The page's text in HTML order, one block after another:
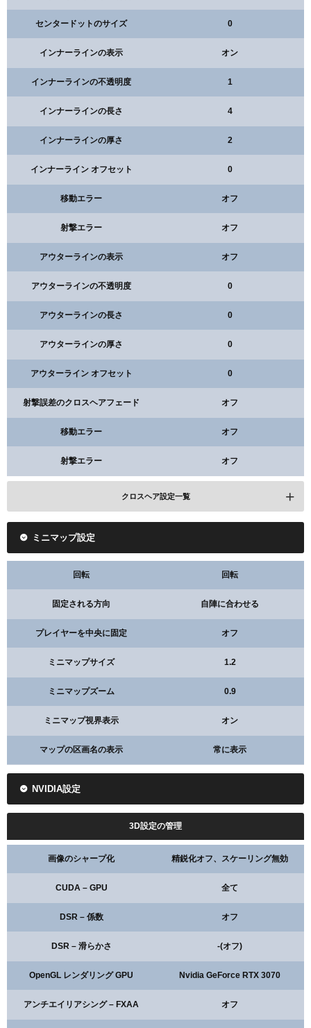
センタードットのサイズ 0
インナーラインの表示 オン
インナーラインの不透明度 1
インナーラインの長さ 4
インナーラインの厚さ 2
インナーライン オフセット 0
移動エラー オフ
射撃エラー オフ
アウターラインの表示 オフ
アウターラインの不透明度 0
アウターラインの長さ 0
アウターラインの厚さ 0
アウターライン オフセット 0
射撃誤差のクロスヘアフェード オフ
移動エラー オフ
射撃エラー オフ
クロスヘア設定一覧
輪郭 オン
輪郭の不透明度 1
輪郭の厚さ 1
センタードット オン
センタードットの不透明度 1
センタードットのサイズ 3
輪郭の厚さ 1
センタードット オフ
ミニマップ設定
回転 回転
固定される方向 自陣に合わせる
プレイヤーを中央に固定 オフ
ミニマップサイズ 1.2
ミニマップズーム 0.9
ミニマップ視界表示 オン
マップの区画名の表示 常に表示
NVIDIA設定
3D設定の管理
画像のシャープ化 精鋭化オフ、スケーリング無効
CUDA – GPU 全て
DSR – 係数 オフ
DSR – 滑らかさ -(オフ)
OpenGL レンダリング GPU Nvidia GeForce RTX 3070
アンチエイリアシング – FXAA オフ